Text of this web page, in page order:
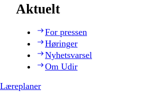
Aktuelt
For pressen
Høringer
Nyhetsvarsel
Om Udir
Læreplaner